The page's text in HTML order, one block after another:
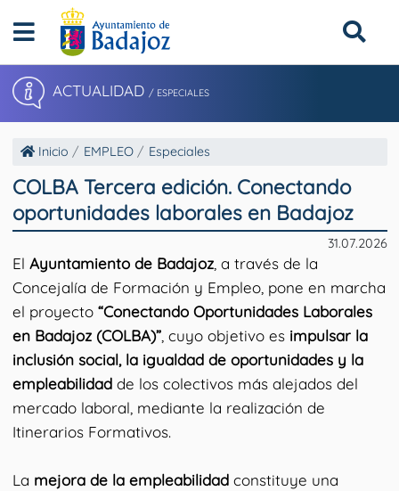
ACTUALIDAD / ESPECIALES
Inicio EMPLEO Especiales
COLBA Tercera edición. Conectando
oportunidades laborales en Badajoz
31.07.2026
El Ayuntamiento de Badajoz, a través de la
Concejalía de Formación y Empleo, pone en marcha
el proyecto “Conectando Oportunidades Laborales
en Badajoz (COLBA)”, cuyo objetivo es impulsar la
inclusión social, la igualdad de oportunidades y la
empleabilidadde los colectivos más alejados del
mercado laboral, mediante la realización de
Itinerarios Formativos.
La mejora de la empleabilidadconstituye una